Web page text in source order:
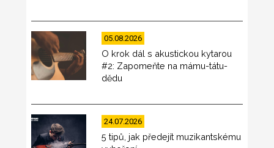
05.08.2026
O krok dál s akustickou kytarou
#2: Zapomeňte na mámu-tátu-
dědu
24.07.2026
5 tipů, jak předejít muzikantskému